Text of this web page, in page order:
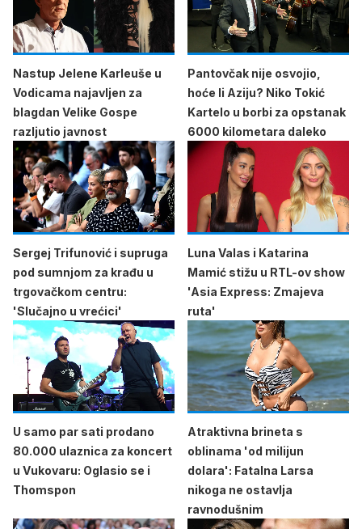
Nastup Jelene Karleuše u
Vodicama najavljen za
blagdan Velike Gospe
razljutio javnost
Pantovčak nije osvojio,
hoće li Aziju? Niko Tokić
Kartelo u borbi za opstanak
6000 kilometara daleko
Sergej Trifunović i supruga
pod sumnjom za krađu u
trgovačkom centru:
'Slučajno u vrećici'
Luna Valas i Katarina
Mamić stižu u RTL-ov show
'Asia Express: Zmajeva
ruta'
U samo par sati prodano
80.000 ulaznica za koncert
u Vukovaru: Oglasio se i
Thomspon
Atraktivna brineta s
oblinama 'od milijun
dolara': Fatalna Larsa
nikoga ne ostavlja
ravnodušnim